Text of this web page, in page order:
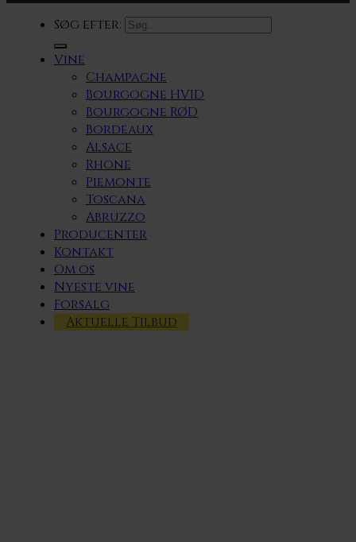
Søg efter:
Vine
Champagne
Bourgogne HVID
Bourgogne RØD
Bordeaux
Alsace
Rhone
Piemonte
Toscana
Abruzzo
Producenter
Kontakt
Om os
Nyeste vine
Forsalg
Aktuelle Tilbud